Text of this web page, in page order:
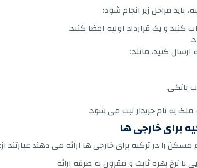
باید مراحل زیر انجام شود:
کنید و یک قرارداد اولیه امضا کنید.
کنید، مانند :
بانکی.
به نام خریدار ثبت می شود.
برای خارجی ها
را در ترکیه برای خارجی ها ارائه می دهند عبارتند از: